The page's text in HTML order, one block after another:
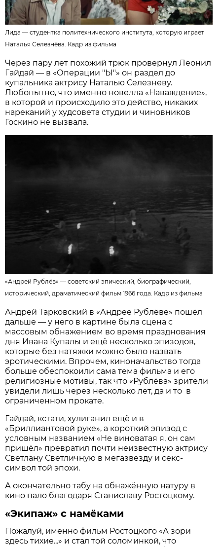
Лида — студентка политехнического института, которую играет
Наталья Селезнёва. Кадр из фильма
Через пару лет похожий трюк провернул Леонил
Гайдай — в «Операции "Ы"» он раздел до
купальника актрису Наталью Селезневу.
Любопытно, что именно новелла «Наваждение»,
в которой и происходило это действо, никаких
нареканий у худсовета студии и чиновников
Госкино не вызвала.
«Андрей Рублёв» — советский эпический, биографический,
исторический, драматический фильм 1966 года. Кадр из фильма
Андрей Тарковский в «Андрее Рублёве» пошёл
дальше — у него в картине была сцена с
массовым обнажением во время празднования
дня Ивана Купалы и ещё несколько эпизодов,
которые без натяжки можно было назвать
эротическими. Впрочем, киноначальство тогда
больше обеспокоили сама тема фильма и его
религиозные мотивы, так что «Рублёва» зрители
увидели лишь через несколько лет, да и то в
ограниченном прокате.
Гайдай, кстати, хулиганил ещё и в
«Бриллиантовой руке», а короткий эпизод с
условным названием «Не виноватая я, он сам
пришёл» превратил почти неизвестную актрису
Светлану Светличную в мегазвезду и секс-
символ той эпохи.
А окончательно табу на обнажённую натуру в
кино пало благодаря Станиславу Ростоцкому.
«Экипаж» с намёками
Пожалуй, именно фильм Ростоцкого «А зори
здесь тихие...» и стал той соломинкой, что